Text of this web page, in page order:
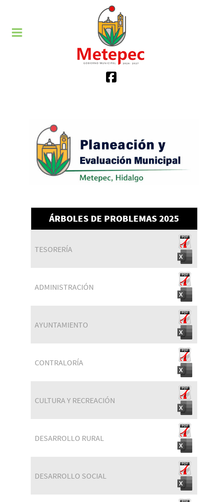
ÁRBOLES DE PROBLEMAS 2025
TESORERÍA
ADMINISTRACIÓN
AYUNTAMIENTO
CONTRALORÍA
CULTURA Y RECREACIÓN
DESARROLLO RURAL
DESARROLLO SOCIAL